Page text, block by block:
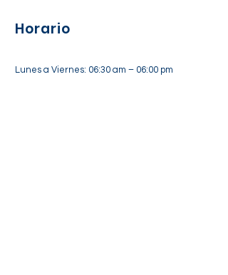
Horario
Lunes a Viernes: 06:30 am – 06:00 pm